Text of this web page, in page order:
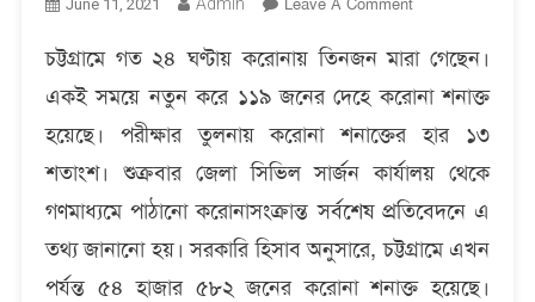
June 11, 2021 Admin Leave A Comment
করোনায়
তিনজনের
চট্টগ্রামে গত ২৪ ঘণ্টায় করোনায় তিনজন মারা গেছেন।
একই সময়ে নতুন করে ১১৯ জনের দেহে করোনা শনাক্ত
হয়েছে। পরীক্ষার তুলনায় করোনা শনাক্তের হার ১৩
শতাংশ। শুক্রবার জেলা সিভিল সার্জন কার্যালয় থেকে
গণমাধ্যমে পাঠানো করোনাসংক্রান্ত সর্বশেষ প্রতিবেদনে এ
তথ্য জানানো হয়। সরকারি হিসাব অনুসারে, চট্টগ্রামে এখন
পর্যন্ত ৫৪ হাজার ৫৮২ জনের করোনা শনাক্ত হয়েছে।